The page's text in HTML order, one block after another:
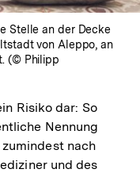
Stelle an der Decke
von Aleppo, an
(© Philipp
Risiko dar: So
Nennung
nach
und des